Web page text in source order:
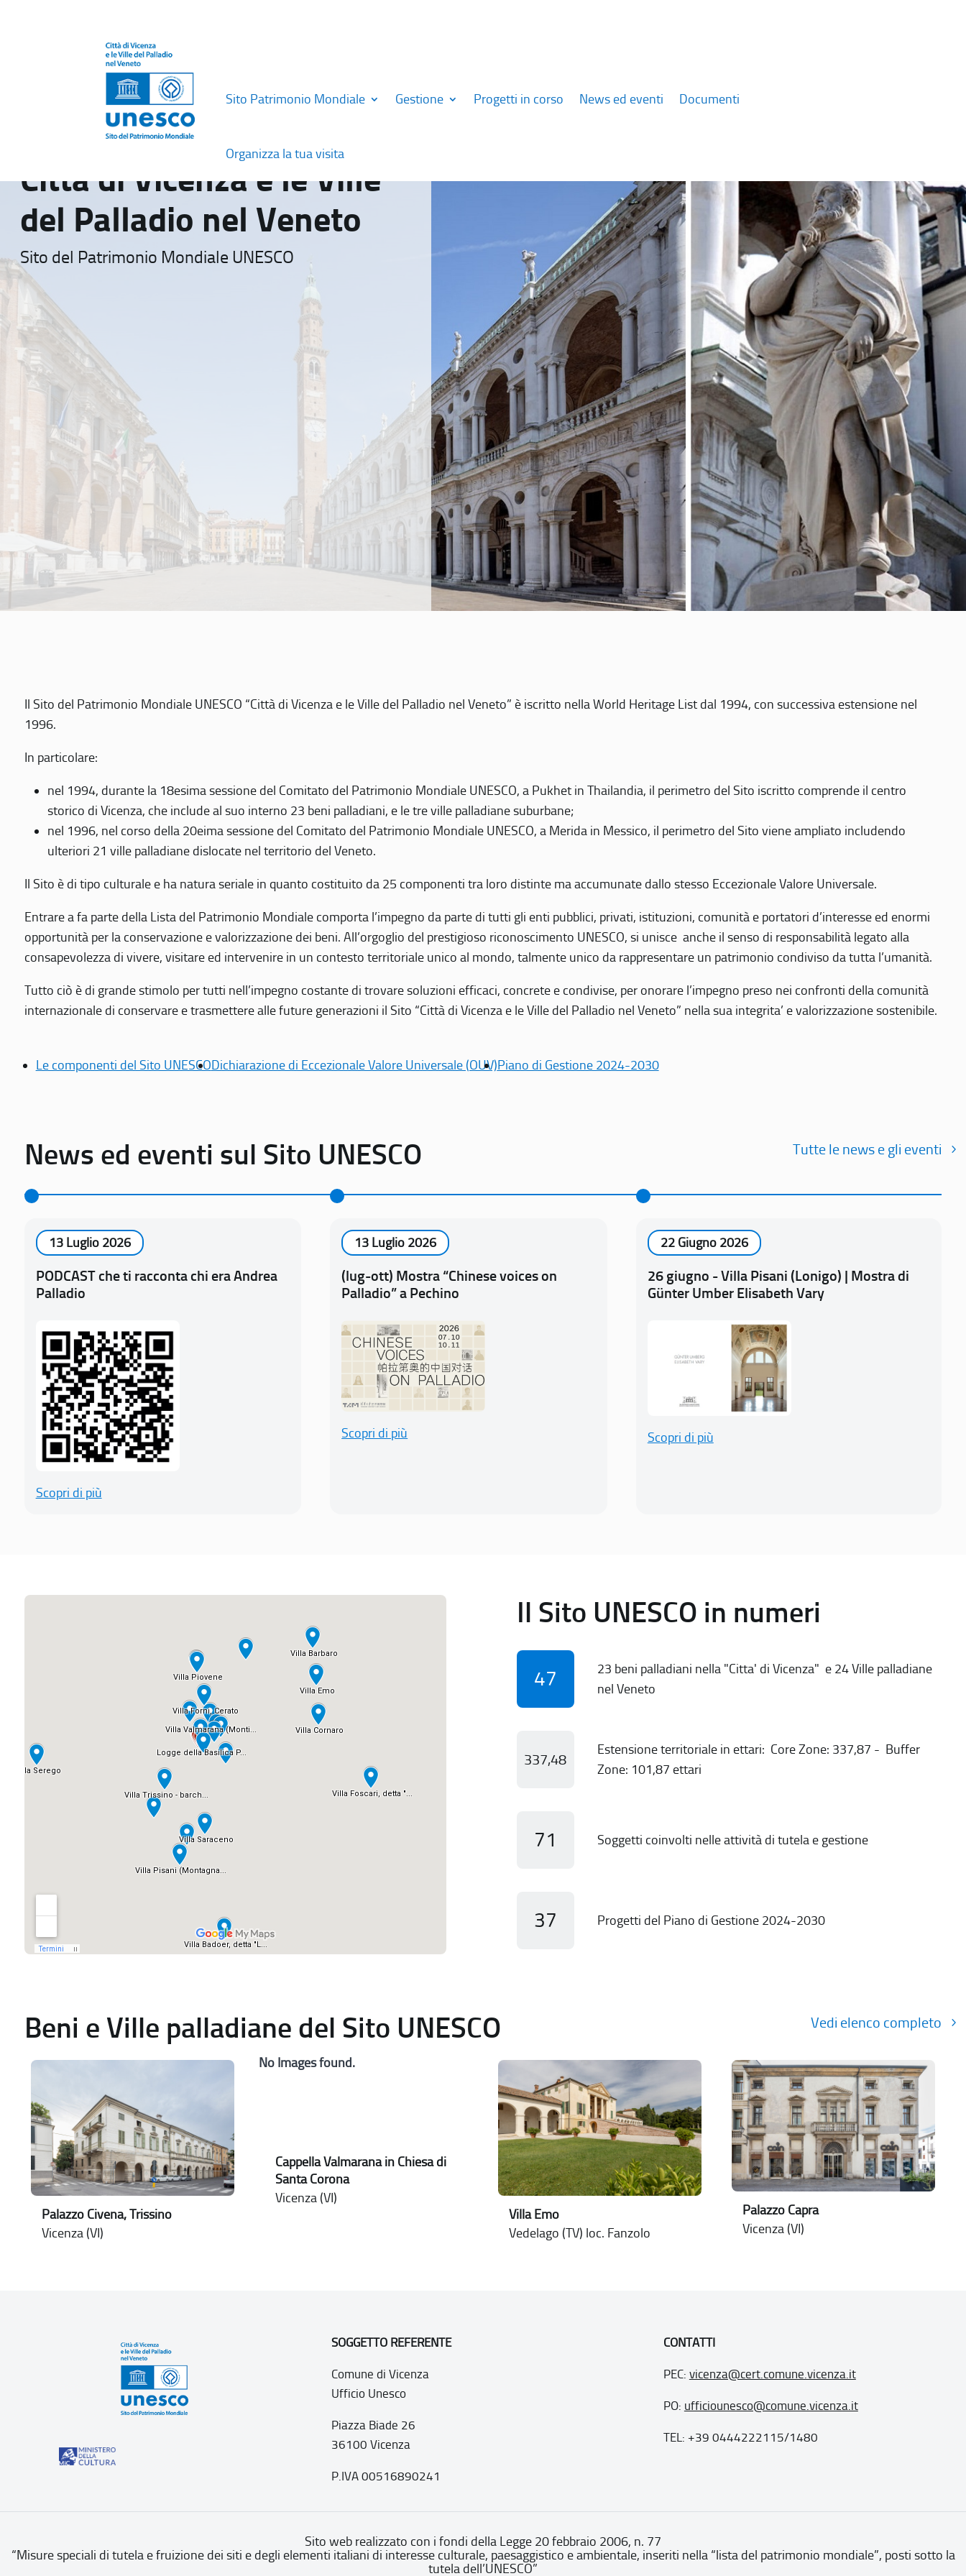
Sito Patrimonio Mondiale Gestione Progetti in corso News ed eventi Documenti
Organizza la tua visita
Città di Vicenza e le Ville
del Palladio nel Veneto
Sito del Patrimonio Mondiale UNESCO
Il Sito del Patrimonio Mondiale UNESCO “Città di Vicenza e le Ville del Palladio nel Veneto” è iscritto nella World Heritage List dal 1994, con successiva estensione nel
1996.
In particolare:
nel 1994, durante la 18esima sessione del Comitato del Patrimonio Mondiale UNESCO, a Pukhet in Thailandia, il perimetro del Sito iscritto comprende il centro
storico di Vicenza, che include al suo interno 23 beni palladiani, e le tre ville palladiane suburbane;
nel 1996, nel corso della 20eima sessione del Comitato del Patrimonio Mondiale UNESCO, a Merida in Messico, il perimetro del Sito viene ampliato includendo
ulteriori 21 ville palladiane dislocate nel territorio del Veneto.
Il Sito è di tipo culturale e ha natura seriale in quanto costituito da 25 componenti tra loro distinte ma accumunate dallo stesso Eccezionale Valore Universale.
Entrare a fa parte della Lista del Patrimonio Mondiale comporta l’impegno da parte di tutti gli enti pubblici, privati, istituzioni, comunità e portatori d’interesse ed enormi
opportunità per la conservazione e valorizzazione dei beni. All’orgoglio del prestigioso riconoscimento UNESCO, si unisce anche il senso di responsabilità legato alla
consapevolezza di vivere, visitare ed intervenire in un contesto territoriale unico al mondo, talmente unico da rappresentare un patrimonio condiviso da tutta l’umanità.
Tutto ciò è di grande stimolo per tutti nell’impegno costante di trovare soluzioni efficaci, concrete e condivise, per onorare l’impegno preso nei confronti della comunità
internazionale di conservare e trasmettere alle future generazioni il Sito “Città di Vicenza e le Ville del Palladio nel Veneto” nella sua integrita’ e valorizzazione sostenibile.
Le componenti del Sito UNESCODichiarazione di Eccezionale Valore Universale (OUV)Piano di Gestione 2024-2030
News ed eventi sul Sito UNESCO Tutte le news e gli eventi
13 Luglio 2026
PODCAST che ti racconta chi era Andrea
Palladio
Scopri di più
13 Luglio 2026
(lug-ott) Mostra “Chinese voices on
Palladio” a Pechino
Scopri di più
22 Giugno 2026
26 giugno - Villa Pisani (Lonigo) | Mostra di
Günter Umber Elisabeth Vary
Scopri di più
Il Sito UNESCO in numeri
47
23 beni palladiani nella "Citta' di Vicenza" e 24 Ville palladiane
nel Veneto
337,48
Estensione territoriale in ettari: Core Zone: 337,87 - Buffer
Zone: 101,87 ettari
71 Soggetti coinvolti nelle attività di tutela e gestione
37 Progetti del Piano di Gestione 2024-2030
Beni e Ville palladiane del Sito UNESCO Vedi elenco completo
Palazzo Civena, Trissino
Vicenza (VI)
No Images found.
Cappella Valmarana in Chiesa di
Santa Corona
Vicenza (VI)
Villa Emo
Vedelago (TV) loc. Fanzolo
Palazzo Capra
Vicenza (VI)
SOGGETTO REFERENTE
Comune di Vicenza
Ufficio Unesco
Piazza Biade 26
36100 Vicenza
P.IVA 00516890241
CONTATTI
PEC: vicenza@cert.comune.vicenza.it
PO: ufficiounesco@comune.vicenza.it
TEL: +39 0444222115/1480
Sito web realizzato con i fondi della Legge 20 febbraio 2006, n. 77
“Misure speciali di tutela e fruizione dei siti e degli elementi italiani di interesse culturale, paesaggistico e ambientale, inseriti nella “lista del patrimonio mondiale”, posti sotto la
tutela dell’UNESCO”